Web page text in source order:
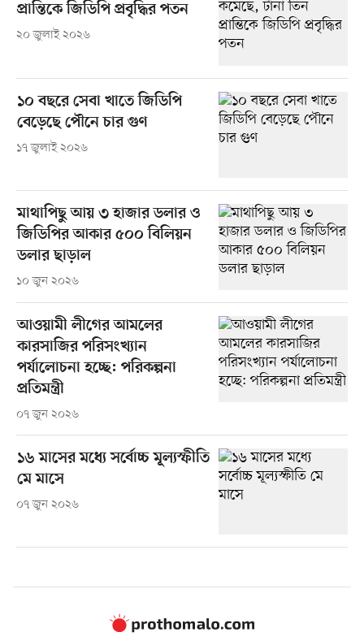
প্রান্তিকে জিডিপি প্রবৃদ্ধির পতন
২০ জুলাই ২০২৬
১০ বছরে সেবা খাতে জিডিপি
বেড়েছে পৌনে চার গুণ
১৭ জুলাই ২০২৬
মাথাপিছু আয় ৩ হাজার ডলার ও
জিডিপির আকার ৫০০ বিলিয়ন
ডলার ছাড়াল
১০ জুন ২০২৬
আওয়ামী লীগের আমলের
কারসাজির পরিসংখ্যান
পর্যালোচনা হচ্ছে: পরিকল্পনা
প্রতিমন্ত্রী
০৭ জুন ২০২৬
১৬ মাসের মধ্যে সর্বোচ্চ মূল্যস্ফীতি
মে মাসে
০৭ জুন ২০২৬